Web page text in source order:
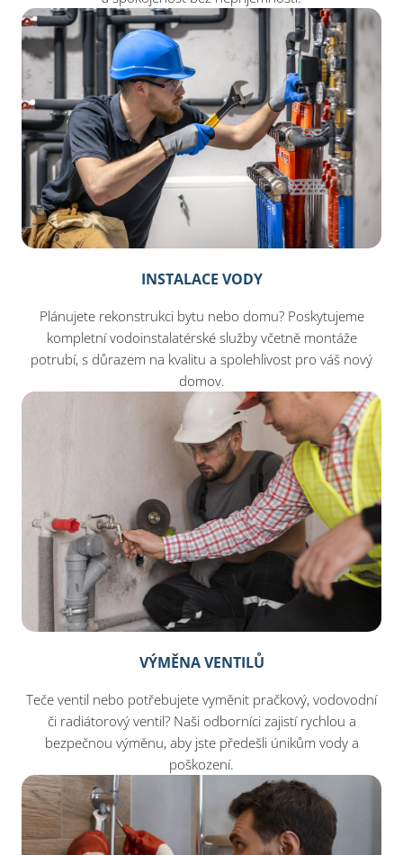
INSTALACE VODY
Plánujete rekonstrukci bytu nebo domu? Poskytujeme
kompletní vodoinstalatérské služby včetně montáže
potrubí, s důrazem na kvalitu a spolehlivost pro váš nový
domov.
VÝMĚNA VENTILŮ
Teče ventil nebo potřebujete vyměnit pračkový, vodovodní
či radiátorový ventil? Naši odborníci zajistí rychlou a
bezpečnou výměnu, aby jste předešli únikům vody a
poškození.